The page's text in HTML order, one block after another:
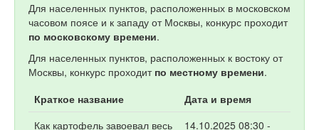
Для населенных пунктов, расположенных в московском
часовом поясе и к западу от Москвы, конкурс проходит
по московскому времени.
Для населенных пунктов, расположенных к востоку от
Москвы, конкурс проходит по местному времени.
Краткое название
Дата и время
Как картофель завоевал весь
14.10.2025 08:30 -